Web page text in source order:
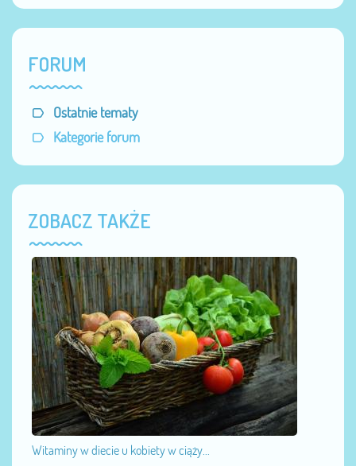
FORUM
Ostatnie tematy
Kategorie forum
ZOBACZ TAKŻE
Witaminy w diecie u kobiety w ciąży...